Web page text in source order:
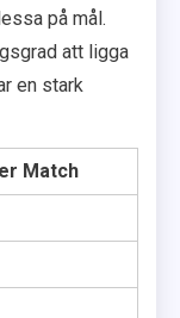
på mål.
att ligga
en stark
Match